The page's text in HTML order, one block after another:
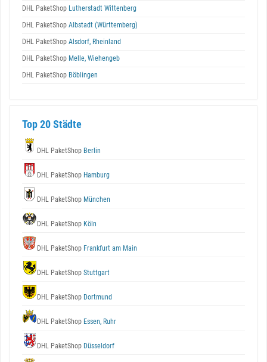
DHL PaketShop Lutherstadt Wittenberg
DHL PaketShop Albstadt (Württemberg)
DHL PaketShop Alsdorf, Rheinland
DHL PaketShop Melle, Wiehengeb
DHL PaketShop Böblingen
Top 20 Städte
DHL PaketShop Berlin
DHL PaketShop Hamburg
DHL PaketShop München
DHL PaketShop Köln
DHL PaketShop Frankfurt am Main
DHL PaketShop Stuttgart
DHL PaketShop Dortmund
DHL PaketShop Essen, Ruhr
DHL PaketShop Düsseldorf